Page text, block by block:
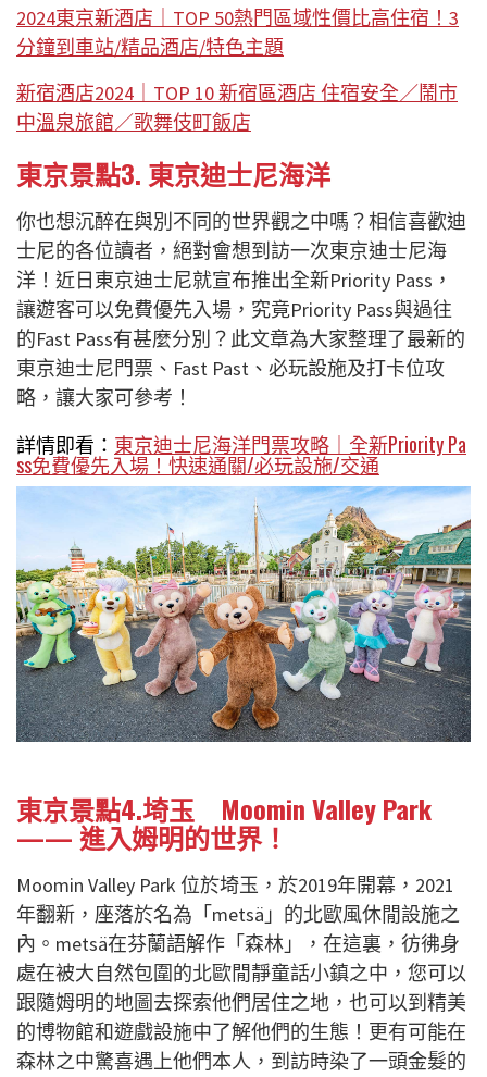
2024東京新酒店｜TOP 50熱門區域性價比高住宿！3
分鐘到車站/精品酒店/特色主題
新宿酒店2024｜TOP 10 新宿區酒店 住宿安全／鬧市
中溫泉旅館／歌舞伎町飯店
東京景點3. 東京迪士尼海洋
你也想沉醉在與別不同的世界觀之中嗎？相信喜歡迪
士尼的各位讀者，絕對會想到訪一次東京迪士尼海
洋！近日東京迪士尼就宣布推出全新Priority Pass，
讓遊客可以免費優先入場，究竟Priority Pass與過往
的Fast Pass有甚麼分別？此文章為大家整理了最新的
東京迪士尼門票、Fast Past、必玩設施及打卡位攻
略，讓大家可參考！
詳情即看： 東京迪士尼海洋門票攻略｜全新Priority Pa
ss免費優先入場！快速通關/必玩設施/交通
東京景點4.埼玉 Moomin Valley Park
—— 進入姆明的世界！
Moomin Valley Park 位於埼玉，於2019年開幕，2021
年翻新，座落於名為「metsä」的北歐風休閒設施之
內。metsä在芬蘭語解作「森林」，在這裏，彷彿身
處在被大自然包圍的北歐閒靜童話小鎮之中，您可以
跟隨姆明的地圖去探索他們居住之地，也可以到精美
的博物館和遊戲設施中了解他們的生態！更有可能在
森林之中驚喜遇上他們本人，到訪時染了一頭金髮的